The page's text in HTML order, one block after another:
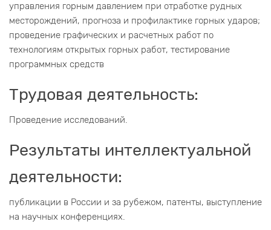
управления горным давлением при отработке рудных
месторождений, прогноза и профилактике горных ударов;
проведение графических и расчетных работ по
технологиям открытых горных работ, тестирование
программных средств
Трудовая деятельность:
Проведение исследований.
Результаты интеллектуальной
деятельности:
публикации в России и за рубежом, патенты, выступление
на научных конференциях.